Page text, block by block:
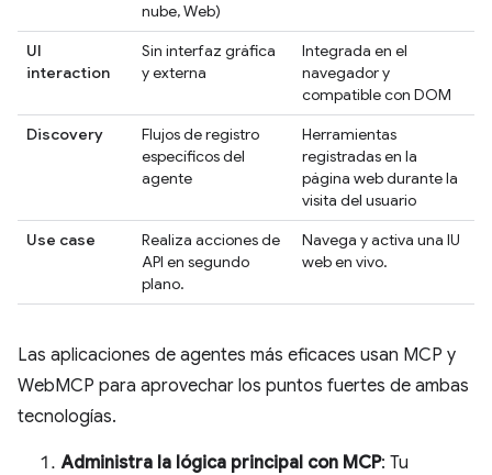
nube, Web)
UI
interaction
Sin interfaz gráfica
y externa
Integrada en el
navegador y
compatible con DOM
Discovery
Flujos de registro
específicos del
agente
Herramientas
registradas en la
página web durante la
visita del usuario
Use case
Realiza acciones de
API en segundo
plano.
Navega y activa una IU
web en vivo.
Las aplicaciones de agentes más eficaces usan MCP y
WebMCP para aprovechar los puntos fuertes de ambas
tecnologías.
Administra la lógica principal con MCP: Tu